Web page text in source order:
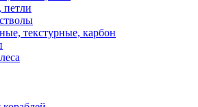
текстурные, карбон